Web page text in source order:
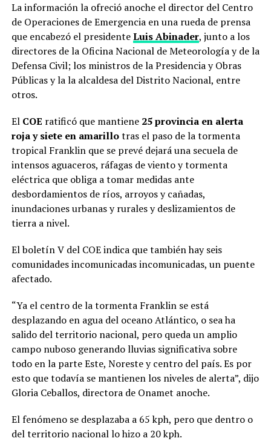
La información la ofreció anoche el director del Centro
de Operaciones de Emergencia en una rueda de prensa
que encabezó el presidenteLuis Abinader, junto a los
directores de la Oficina Nacional de Meteorología y de la
Defensa Civil; los ministros de la Presidencia y Obras
Públicas y la la alcaldesa del Distrito Nacional, entre
otros.
El COE ratificó que mantiene25 provincia en alerta
roja y siete en amarillotras el paso de la tormenta
tropical Franklin que se prevé dejará una secuela de
intensos aguaceros, ráfagas de viento y tormenta
eléctrica que obliga a tomar medidas ante
desbordamientos de ríos, arroyos y cañadas,
inundaciones urbanas y rurales y deslizamientos de
tierra a nivel.
El boletín V del COE indica que también hay seis
comunidades incomunicadas incomunicadas, un puente
afectado.
“Ya el centro de la tormenta Franklin se está
desplazando en agua del oceano Atlántico, o sea ha
salido del territorio nacional, pero queda un amplio
campo nuboso generando lluvias significativa sobre
todo en la parte Este, Noreste y centro del país. Es por
esto que todavía se mantienen los niveles de alerta”, dijo
Gloria Ceballos, directora de Onamet anoche.
El fenómeno se desplazaba a 65 kph, pero que dentro o
del territorio nacional lo hizo a 20 kph.